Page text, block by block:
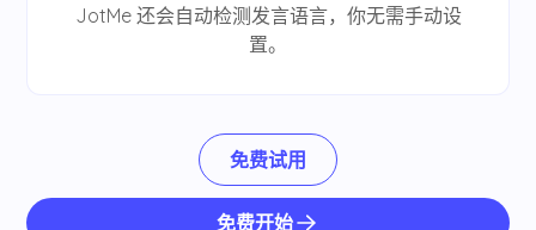
JotMe 还会自动检测发言语言，你无需手动设
置。
免费试用
免费开始